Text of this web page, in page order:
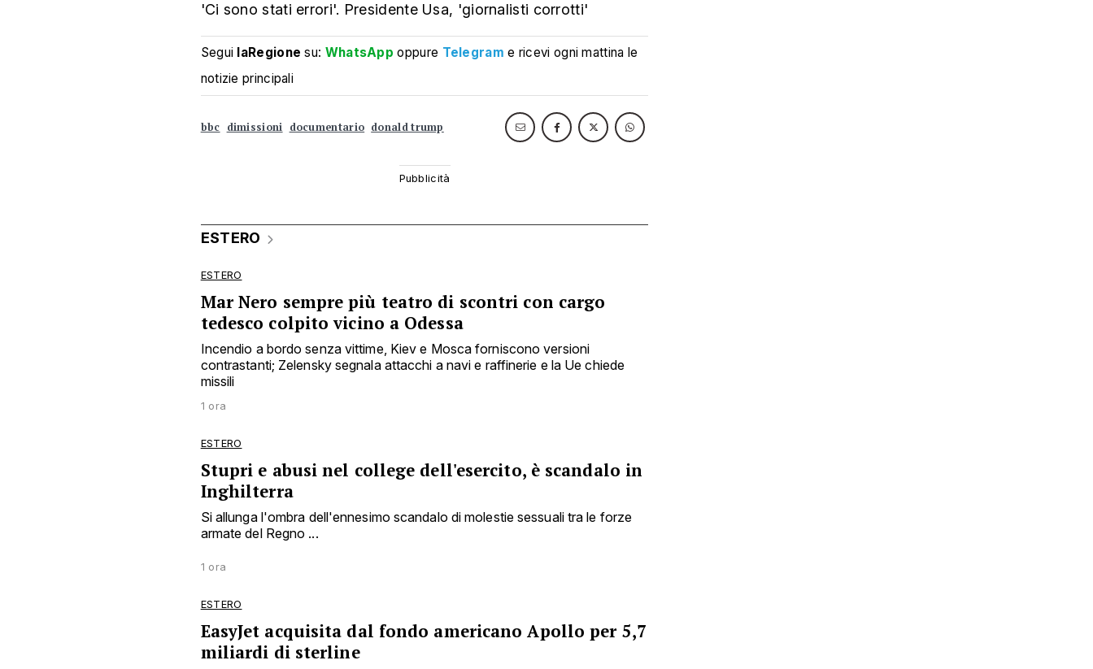
'Ci sono stati errori'. Presidente Usa, 'giornalisti corrotti'
Segui laRegione su: WhatsApp oppure Telegram e ricevi ogni mattina le
notizie principali
bbc dimissioni documentario donald trump
ESTERO
ESTERO
Mar Nero sempre più teatro di scontri con cargo
tedesco colpito vicino a Odessa
Incendio a bordo senza vittime, Kiev e Mosca forniscono versioni
contrastanti; Zelensky segnala attacchi a navi e raffinerie e la Ue chiede
missili
1 ora
ESTERO
Stupri e abusi nel college dell'esercito, è scandalo in
Inghilterra
Si allunga l'ombra dell'ennesimo scandalo di molestie sessuali tra le forze
armate del Regno ...
1 ora
ESTERO
EasyJet acquisita dal fondo americano Apollo per 5,7
miliardi di sterline